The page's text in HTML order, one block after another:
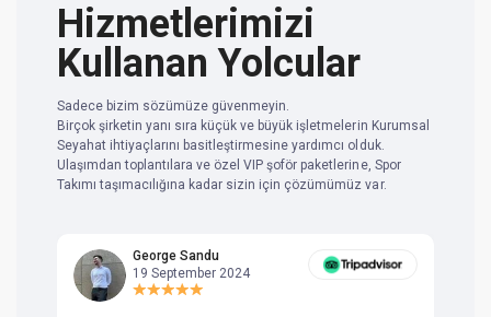
Hizmetlerimizi
Kullanan Yolcular
Sadece bizim sözümüze güvenmeyin.
Birçok şirketin yanı sıra küçük ve büyük işletmelerin Kurumsal
Seyahat ihtiyaçlarını basitleştirmesine yardımcı olduk.
Ulaşımdan toplantılara ve özel VIP şoför paketlerine, Spor
Takımı taşımacılığına kadar sizin için çözümümüz var.
George Sandu
19 September 2024